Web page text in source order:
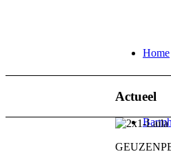
Home
Actueel